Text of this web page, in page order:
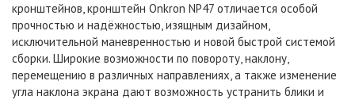
кронштейнов, кронштейн Onkron NP47 отличается особой
прочностью и надёжностью, изящным дизайном,
исключительной маневренностью и новой быстрой системой
сборки. Широкие возможности по повороту, наклону,
перемещению в различных направлениях, а также изменение
угла наклона экрана дают возможность устранить блики и